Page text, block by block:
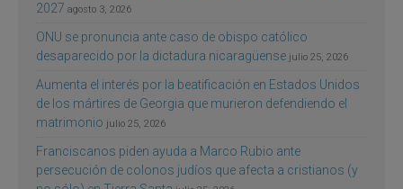
2027 agosto 3, 2026
ONU se pronuncia ante caso de obispo católico
desaparecido por la dictadura nicaragüense julio 25, 2026
Aumenta el interés por la beatificación en Estados Unidos
de los mártires de Georgia que murieron defendiendo el
matrimonio julio 25, 2026
Franciscanos piden ayuda a Marco Rubio ante
persecución de colonos judíos que afecta a cristianos (y